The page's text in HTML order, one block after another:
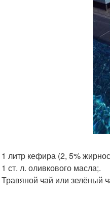
1 литр кефира (2, 5%
1 ст. л. оливкового масла;.
Травяной чай или зелёный